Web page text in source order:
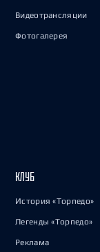
Видеотрансляции
Фотогалерея
КЛУБ
История «Торпедо»
Легенды «Торпедо»
Реклама